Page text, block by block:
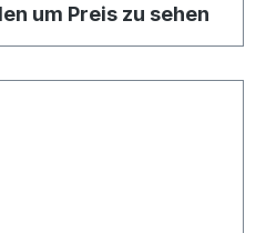
um Preis zu sehen